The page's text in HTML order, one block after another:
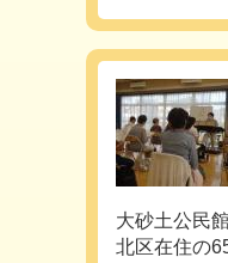
大砂土公民
北区在住の